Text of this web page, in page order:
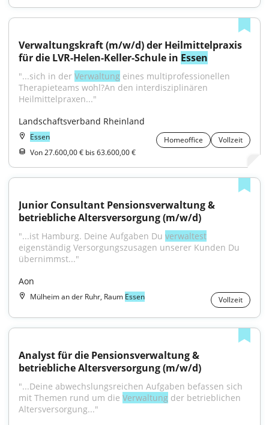
Verwaltungskraft (m/w/d) der Heilmittelpraxis
für die LVR-Helen-Keller-Schule in Essen
"...sich in der Verwaltung eines multiprofessionellen
Therapieteams wohl?An den interdisziplinären
Heilmittelpraxen..."
Landschaftsverband Rheinland
Essen Homeoffice
Vollzeit
Von 27.600,00 € bis 63.600,00 €
Junior Consultant Pensionsverwaltung &
betriebliche Altersversorgung (m/w/d)
"...ist Hamburg. Deine Aufgaben Du verwaltest
eigenständig Versorgungszusagen unserer Kunden Du
übernimmst..."
Aon
Mülheim an der Ruhr, Raum Essen Vollzeit
Analyst für die Pensionsverwaltung &
betriebliche Altersversorgung (m/w/d)
"...Deine abwechslungsreichen Aufgaben befassen sich
mit Themen rund um die Verwaltung der betrieblichen
Altersversorgung..."